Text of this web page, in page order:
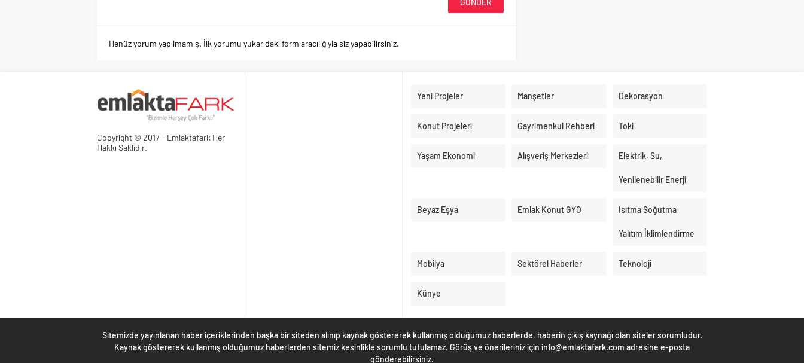
Henüz yorum yapılmamış. İlk yorumu yukarıdaki form aracılığıyla siz yapabilirsiniz.
Copyright © 2017 - Emlaktafark Her
Hakkı Saklıdır.
Yeni Projeler Manşetler Dekorasyon
Konut Projeleri Gayrimenkul Rehberi Toki
Yaşam Ekonomi Alışveriş Merkezleri Elektrik, Su,
Yenilenebilir Enerji
Beyaz Eşya Emlak Konut GYO Isıtma Soğutma
Yalıtım İklimlendirme
Mobilya Sektörel Haberler Teknoloji
Künye
Sitemizde yayınlanan haber içeriklerinden başka bir siteden alınıp kaynak göstererek kullanmış olduğumuz haberlerde, haberin çıkış kaynağı olan siteler sorumludur.
Kaynak göstererek kullanmış olduğumuz haberlerden sitemiz kesinlikle sorumlu tutulamaz. Görüş ve önerileriniz için info@emlaktafark.com adresine e-posta
gönderebilirsiniz.